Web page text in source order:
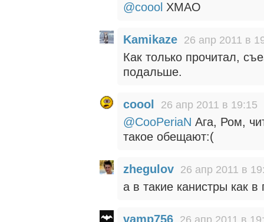
@coool ХМАО
Kamikaze 26 апр 2011 в
Как только прочитал,
подальше.
coool 26 апр 2011 в 19:15
@CooPeriaN Ага, Ром,
такое обещают:(
zhegulov 26 апр 2011 в
а в такие канистры как в
vamp756 26 апр 2011 в